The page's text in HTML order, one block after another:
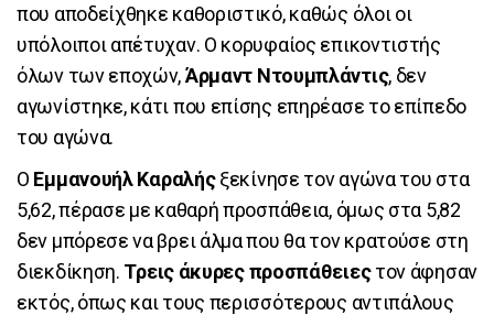
που αποδείχθηκε καθοριστικό, καθώς όλοι οι
υπόλοιποι απέτυχαν. Ο κορυφαίος επικοντιστής
όλων των εποχών,Άρμαντ Ντουμπλάντις, δεν
αγωνίστηκε, κάτι που επίσης επηρέασε το επίπεδο
του αγώνα.
Ο Εμμανουήλ Καραλήςξεκίνησε τον αγώνα του στα
5,62, πέρασε με καθαρή προσπάθεια, όμως στα 5,82
δεν μπόρεσε να βρει άλμα που θα τον κρατούσε στη
διεκδίκηση. Τρεις άκυρες προσπάθειεςτον άφησαν
εκτός, όπως και τους περισσότερους αντιπάλους